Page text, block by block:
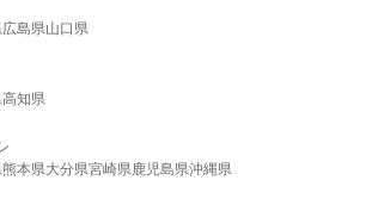
広島県山口県
高知県
熊本県大分県宮崎県鹿児島県沖縄県